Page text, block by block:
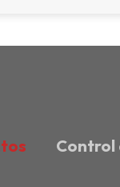
Control